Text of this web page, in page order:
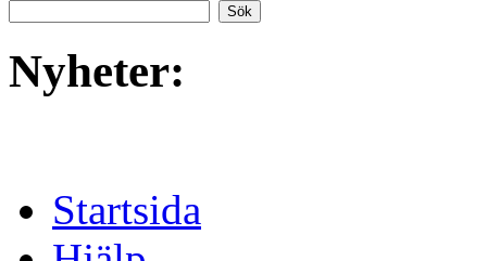
Nyheter:
Startsida